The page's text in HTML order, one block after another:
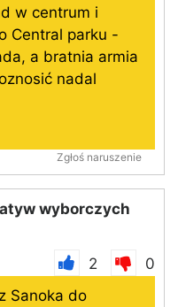
w centrum i
Central parku -
a bratnia armia
nadal
Zgłoś naruszenie
wyborczych
2
0
Sanoka do